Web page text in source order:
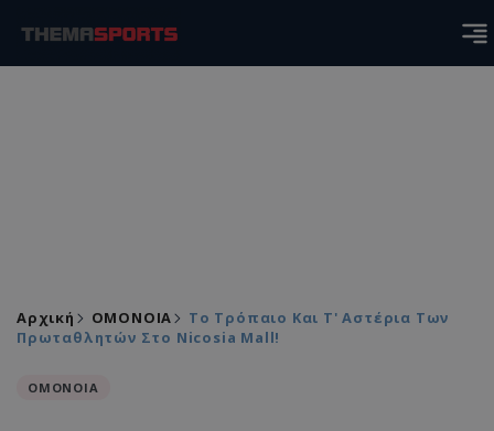
Αρχική ΟΜΟΝΟΙΑ
Το Τρόπαιο Και Τ' Αστέρια Των
Πρωταθλητών Στο Nicosia Mall!
ΟΜΟΝΟΙΑ